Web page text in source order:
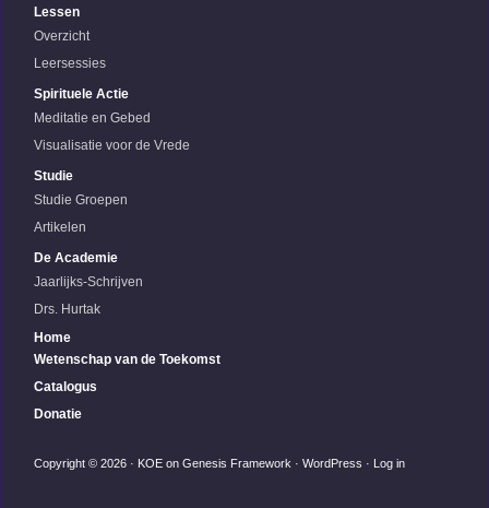
Lessen
Overzicht
Leersessies
Spirituele Actie
Meditatie en Gebed
Visualisatie voor de Vrede
Studie
Studie Groepen
Artikelen
De Academie
Jaarlijks-Schrijven
Drs. Hurtak
Home
Wetenschap van de Toekomst
Catalogus
Donatie
Copyright © 2026 · KOE on Genesis Framework · WordPress · Log in